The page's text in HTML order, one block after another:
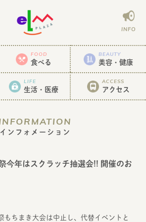
INFO
FOOD
食べる
BEAUTY
美容・健康
LIFE
生活・医療
ACCESS
アクセス
インフォメーション
今年はスクラッチ抽選会!! 開催のお
もちまき大会は中止し、代替イベントと